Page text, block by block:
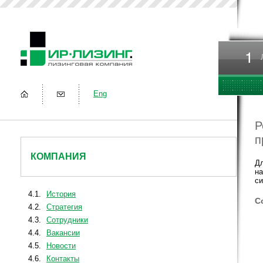
Eng
КОМПАНИЯ
4.1.
История
4.2.
Стратегия
4.3.
Сотрудники
4.4.
Вакансии
4.5.
Новости
4.6.
Контакты